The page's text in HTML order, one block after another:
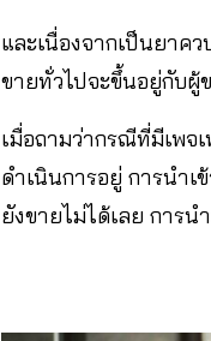
และเนื่องจากเป็นยาค
ขายทั่วไปจะขึ้นอยู่กับผู้
เมื่อถามว่ากรณีที่มีเพจ
ดำเนินการอยู่ การนำ
ยังขายไม่ได้เลย การ